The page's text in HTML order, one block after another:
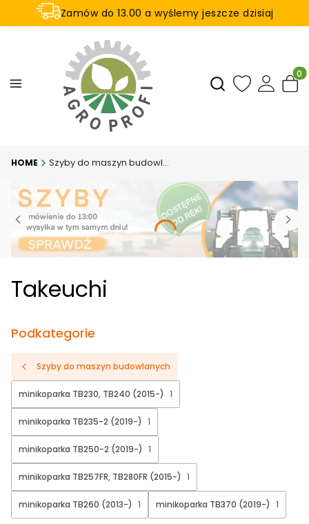
Zamów do 13.00 a wyślemy jeszcze dzisiaj
U nas na zwrot aż 21 dni
Otwórz
Szyby do maszyn budowlanych
Takeuchi
Podkategorie
Szyby do maszyn budowlanych
minikoparka TB230, TB240 (2015-) 1
minikoparka TB235-2 (2019-) 1
minikoparka TB250-2 (2019-) 1
minikoparka TB257FR, TB280FR (2015-) 1
minikoparka TB260 (2013-) 1 minikoparka TB370 (2019-) 1